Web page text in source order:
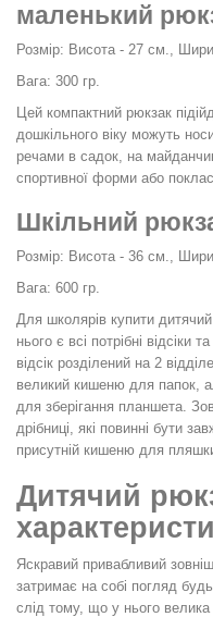
маленький
Розмір: Висота - 27 см.,
Вага: 300 гр.
Цей компактний рюкзак
дошкільного віку можуть
речами в садок, на
спортивної форми або
Шкільний
Розмір: Висота - 36 см.,
Вага: 600 гр.
Для школярів купити
нього є всі потрібні відсіки
відсік розділений на 2
великий кишеню для папок,
для зберігання планшета.
дрібниці, які повинні бути
присутній кишеню для
Дитячий
Яскравий привабливий
затримає на собі погляд
слід тому, що у нього